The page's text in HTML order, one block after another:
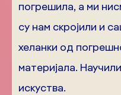
погрешила, а ми
су нам скројили и
хеланки од
материјала.
искуства.